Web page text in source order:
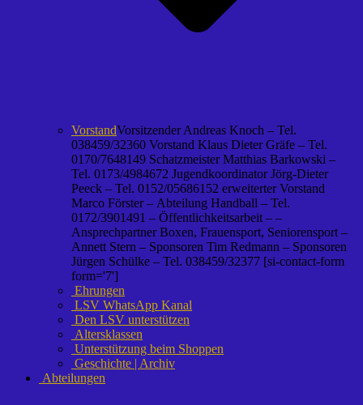
VorstandVorsitzender Andreas Knoch – Tel.
038459/32360 Vorstand Klaus Dieter Gräfe – Tel.
0170/7648149 Schatzmeister Matthias Barkowski –
Tel. 0173/4984672 Jugendkoordinator Jörg-Dieter
Peeck – Tel. 0152/05686152 erweiterter Vorstand
Marco Förster – Abteilung Handball – Tel.
0172/3901491 – Öffentlichkeitsarbeit – –
Ansprechpartner Boxen, Frauensport, Seniorensport –
Annett Stern – Sponsoren Tim Redmann – Sponsoren
Jürgen Schülke – Tel. 038459/32377 [si-contact-form
form='7']
Ehrungen
LSV WhatsApp Kanal
Den LSV unterstützen
Altersklassen
Unterstützung beim Shoppen
Geschichte | Archiv
Abteilungen